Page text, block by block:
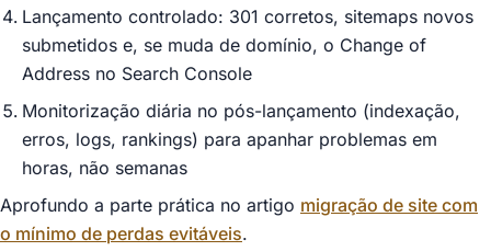
Lançamento controlado: 301 corretos, sitemaps novos
submetidos e, se muda de domínio, o Change of
Address no Search Console
Monitorização diária no pós-lançamento (indexação,
erros, logs, rankings) para apanhar problemas em
horas, não semanas
Aprofundo a parte prática no artigo migração de site com
o mínimo de perdas evitáveis.